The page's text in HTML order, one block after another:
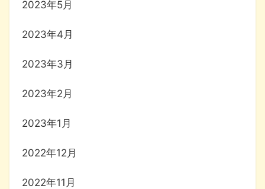
2023年5月
2023年4月
2023年3月
2023年2月
2023年1月
2022年12月
2022年11月